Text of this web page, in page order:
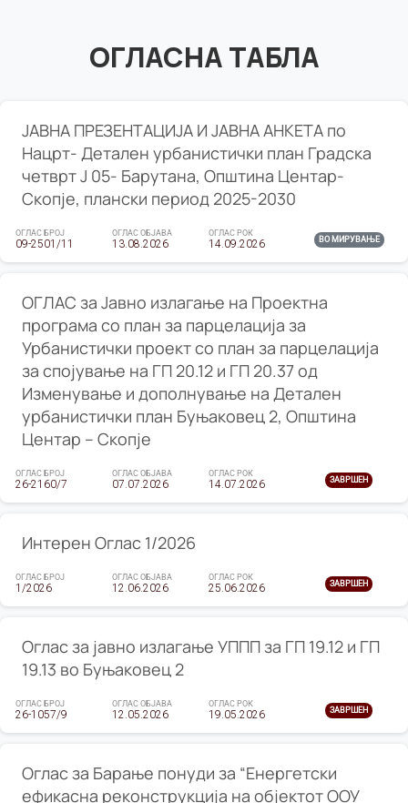
ОГЛАСНА ТАБЛА
ЈАВНА ПРЕЗЕНТАЦИЈА И ЈАВНА АНКЕТА по
Нацрт- Детален урбанистички план Градска
четврт Ј 05- Барутана, Општина Центар-
Скопје, плански период 2025-2030
ОГЛАС БРОЈ
09-2501/11
ОГЛАС ОБЈАВА
13.08.2026
ОГЛАС РОК
14.09.2026 ВО МИРУВАЊЕ
ОГЛАС за Јавно излагање на Проектна
програма со план за парцелација за
Урбанистички проект со план за парцелација
за спојување на ГП 20.12 и ГП 20.37 од
Изменување и дополнување на Детален
урбанистички план Буњаковец 2, Општина
Центар – Скопје
ОГЛАС БРОЈ
26-2160/7
ОГЛАС ОБЈАВА
07.07.2026
ОГЛАС РОК
14.07.2026 ЗАВРШЕН
Интерен Оглас 1/2026
ОГЛАС БРОЈ
1/2026
ОГЛАС ОБЈАВА
12.06.2026
ОГЛАС РОК
25.06.2026 ЗАВРШЕН
Оглас за јавно излагање УППП за ГП 19.12 и ГП
19.13 во Буњаковец 2
ОГЛАС БРОЈ
26-1057/9
ОГЛАС ОБЈАВА
12.05.2026
ОГЛАС РОК
19.05.2026 ЗАВРШЕН
Оглас за Барање понуди за “Енергетски
ефикасна реконструкција на објектот ООУ